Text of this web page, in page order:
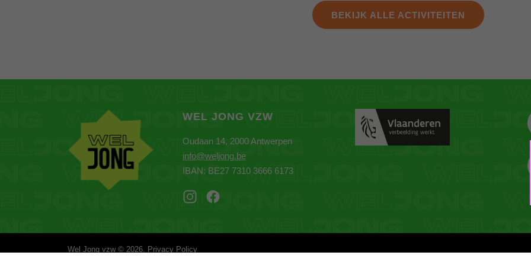
BEKIJK ALLE ACTIVITEITEN
WEL JONG VZW
Oudaan 14, 2000 Antwerpen
info@weljong.be
IBAN: BE27 7310 3666 6173
Wel Jong vzw © 2026. Privacy Policy